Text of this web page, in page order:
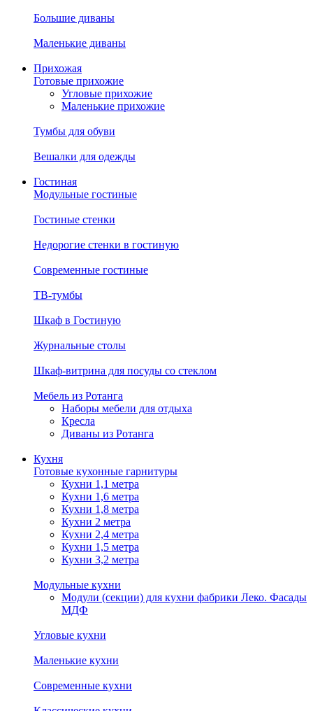
Большие диваны
Маленькие диваны
Прихожая
Готовые прихожие
Угловые прихожие
Маленькие прихожие
Тумбы для обуви
Вешалки для одежды
Гостиная
Модульные гостиные
Гостиные стенки
Недорогие стенки в гостиную
Современные гостиные
ТВ-тумбы
Шкаф в Гостиную
Журнальные столы
Шкаф-витрина для посуды со стеклом
Мебель из Ротанга
Наборы мебели для отдыха
Кресла
Диваны из Ротанга
Кухня
Готовые кухонные гарнитуры
Кухни 1,1 метра
Кухни 1,6 метра
Кухни 1,8 метра
Кухни 2 метра
Кухни 2,4 метра
Кухни 1,5 метра
Кухни 3,2 метра
Модульные кухни
Модули (секции) для кухни фабрики Леко. Фасады
МДФ
Угловые кухни
Маленькие кухни
Современные кухни